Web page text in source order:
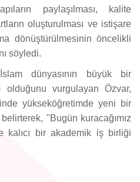
paylaşılması, kalite
oluşturulması ve istişare
dönüştürülmesinin öncelikli
söyledi.
dünyasının büyük bir
vurgulayan Özvar,
yükseköğretimde yeni bir
"Bugün kuracağımız
kalıcı bir akademik iş birliği